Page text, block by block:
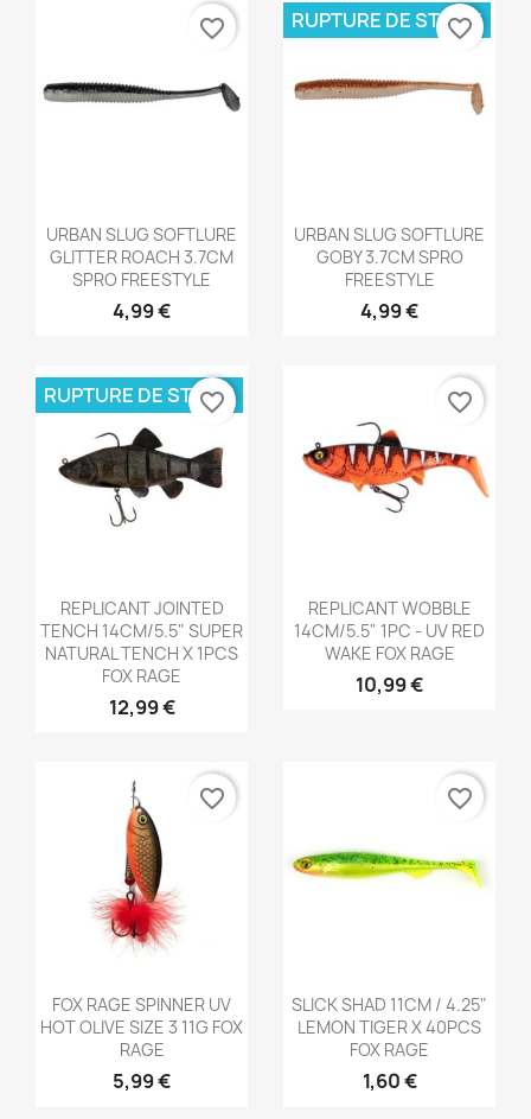
Aperçu rapide
URBAN SLUG SOFTLURE
GLITTER ROACH 3.7CM
SPRO FREESTYLE
4,99 €
favorite_border
Aperçu rapide
URBAN SLUG SOFTLURE
GOBY 3.7CM SPRO
FREESTYLE
4,99 €
RUPTURE DE STOCK
favorite_border
Aperçu rapide
REPLICANT JOINTED
TENCH 14CM/5.5" SUPER
NATURAL TENCH X 1PCS
FOX RAGE
12,99 €
RUPTURE DE STOCK
favorite_border
Aperçu rapide
REPLICANT WOBBLE
14CM/5.5" 1PC - UV RED
WAKE FOX RAGE
10,99 €
favorite_border
Aperçu rapide
FOX RAGE SPINNER UV
HOT OLIVE SIZE 3 11G FOX
RAGE
5,99 €
favorite_border
 Aperçu rapide
SLICK SHAD 11CM / 4.25"
LEMON TIGER X 40PCS
FOX RAGE
1,60 €
favorite_border